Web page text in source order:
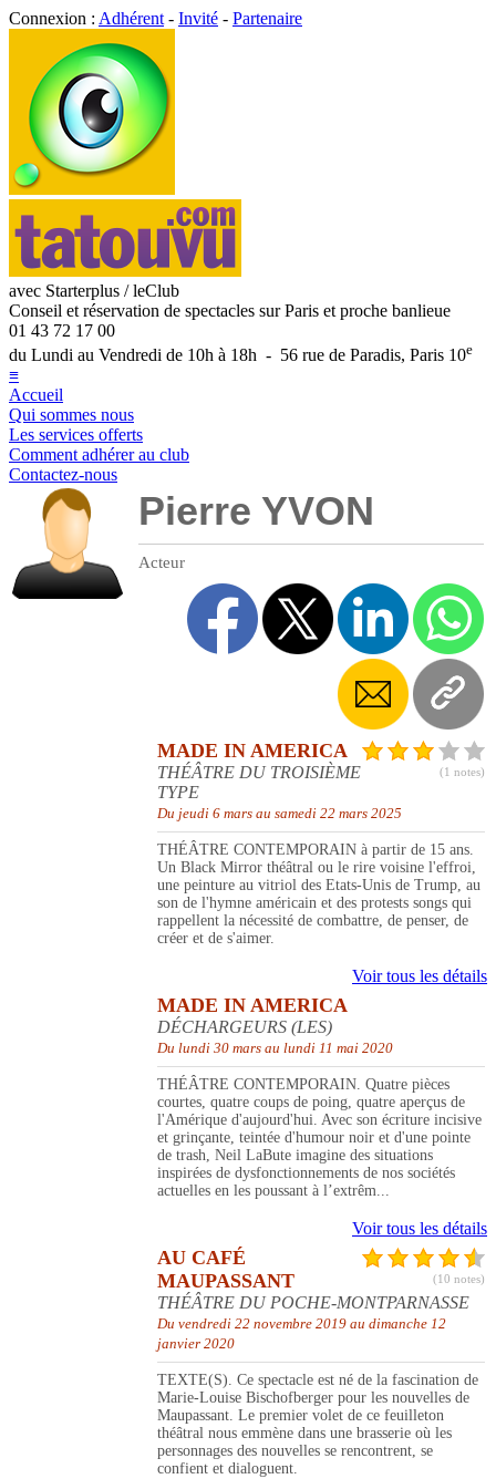
Connexion : Adhérent - Invité - Partenaire
avec Starterplus / leClub
Conseil et réservation de spectacles sur Paris et proche banlieue
01 43 72 17 00
du Lundi au Vendredi de 10h à 18h - 56 rue de Paradis, Paris 10e
≡
Accueil
Qui sommes nous
Les services offerts
Comment adhérer au club
Contactez-nous
Pierre YVON
Acteur
(1 notes)
MADE IN AMERICA
THÉÂTRE DU TROISIÈME
TYPE
Du jeudi 6 mars au samedi 22 mars 2025
THÉÂTRE CONTEMPORAIN à partir de 15 ans.
Un Black Mirror théâtral ou le rire voisine l'effroi,
une peinture au vitriol des Etats-Unis de Trump, au
son de l'hymne américain et des protests songs qui
rappellent la nécessité de combattre, de penser, de
créer et de s'aimer.
Voir tous les détails
MADE IN AMERICA
DÉCHARGEURS (LES)
Du lundi 30 mars au lundi 11 mai 2020
THÉÂTRE CONTEMPORAIN. Quatre pièces
courtes, quatre coups de poing, quatre aperçus de
l'Amérique d'aujourd'hui. Avec son écriture incisive
et grinçante, teintée d'humour noir et d'une pointe
de trash, Neil LaBute imagine des situations
inspirées de dysfonctionnements de nos sociétés
actuelles en les poussant à l’extrêm...
Voir tous les détails
(10 notes)
AU CAFÉ
MAUPASSANT
THÉÂTRE DU POCHE-MONTPARNASSE
Du vendredi 22 novembre 2019 au dimanche 12
janvier 2020
TEXTE(S). Ce spectacle est né de la fascination de
Marie-Louise Bischofberger pour les nouvelles de
Maupassant. Le premier volet de ce feuilleton
théâtral nous emmène dans une brasserie où les
personnages des nouvelles se rencontrent, se
confient et dialoguent.